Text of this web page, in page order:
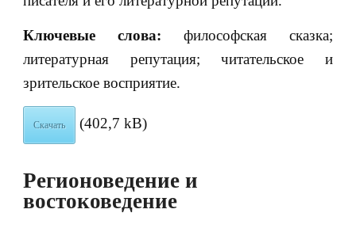
Ключевые слова:философская сказка;
литературная репутация; читательское и
зрительское восприятие.
Скачать (402,7 kB)
Регионоведение и
востоковедение